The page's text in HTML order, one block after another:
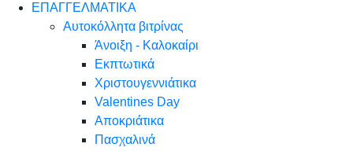
ΕΠΑΓΓΕΛΜΑΤΙΚΑ
Αυτοκόλλητα βιτρίνας
Άνοιξη - Καλοκαίρι
Εκπτωτικά
Χριστουγεννιάτικα
Valentines Day
Αποκριάτικα
Πασχαλινά